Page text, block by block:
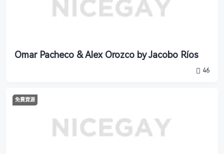
Omar Pacheco & Alex Orozco by Jacobo Ríos
46
免費資源